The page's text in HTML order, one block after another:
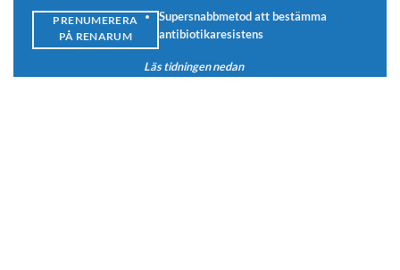
Supersnabbmetod att bestämma
antibiotikaresistens
Läs tidningen nedan
PRENUMERERA
PÅ RENARUM